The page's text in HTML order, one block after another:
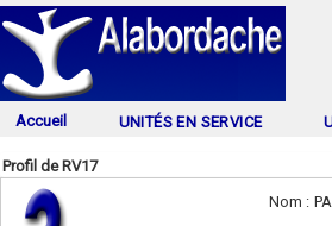
Accueil UNITÉS EN SERVICE
Profil de RV17
Nom :